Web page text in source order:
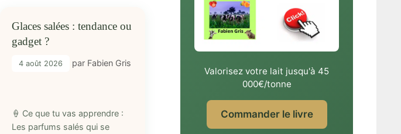
Glaces salées : tendance ou
gadget ?
4 août 2026 par Fabien Gris
🍦 Ce que tu vas apprendre :
Les parfums salés qui se
Valorisez votre lait jusqu'à 45
000€/tonne
Commander le livre